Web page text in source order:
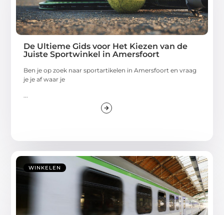
De Ultieme Gids voor Het Kiezen van de
Juiste Sportwinkel in Amersfoort
Ben je op zoek naar sportartikelen in Amersfoort en vraag
je je af waar je
WINKELEN